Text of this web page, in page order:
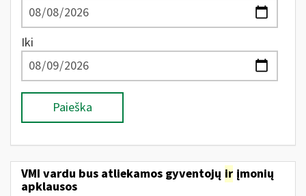
Iki
Paieška
VMI vardu bus atliekamos gyventojų ir įmonių
apklausos